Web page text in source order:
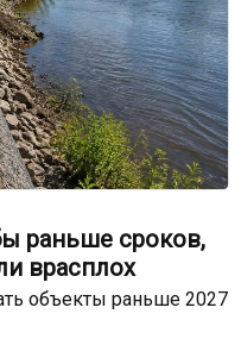
раньше сроков,
врасплох
объекты раньше 2027